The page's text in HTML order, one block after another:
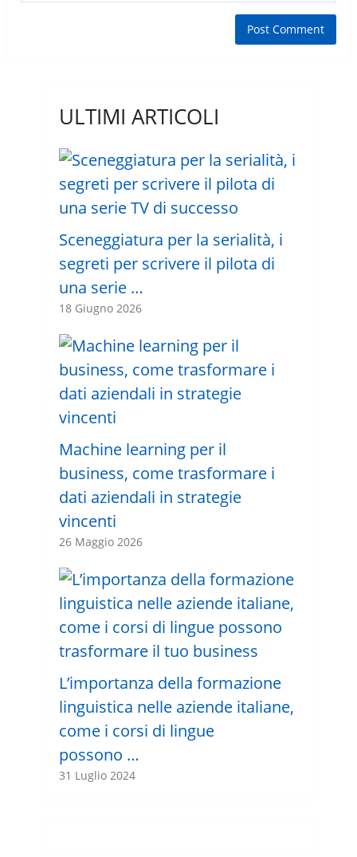
ULTIMI ARTICOLI
Sceneggiatura per la serialità, i
segreti per scrivere il pilota di
una serie …
18 Giugno 2026
Machine learning per il
business, come trasformare i
dati aziendali in strategie
vincenti
26 Maggio 2026
L’importanza della formazione
linguistica nelle aziende italiane,
come i corsi di lingue
possono …
31 Luglio 2024